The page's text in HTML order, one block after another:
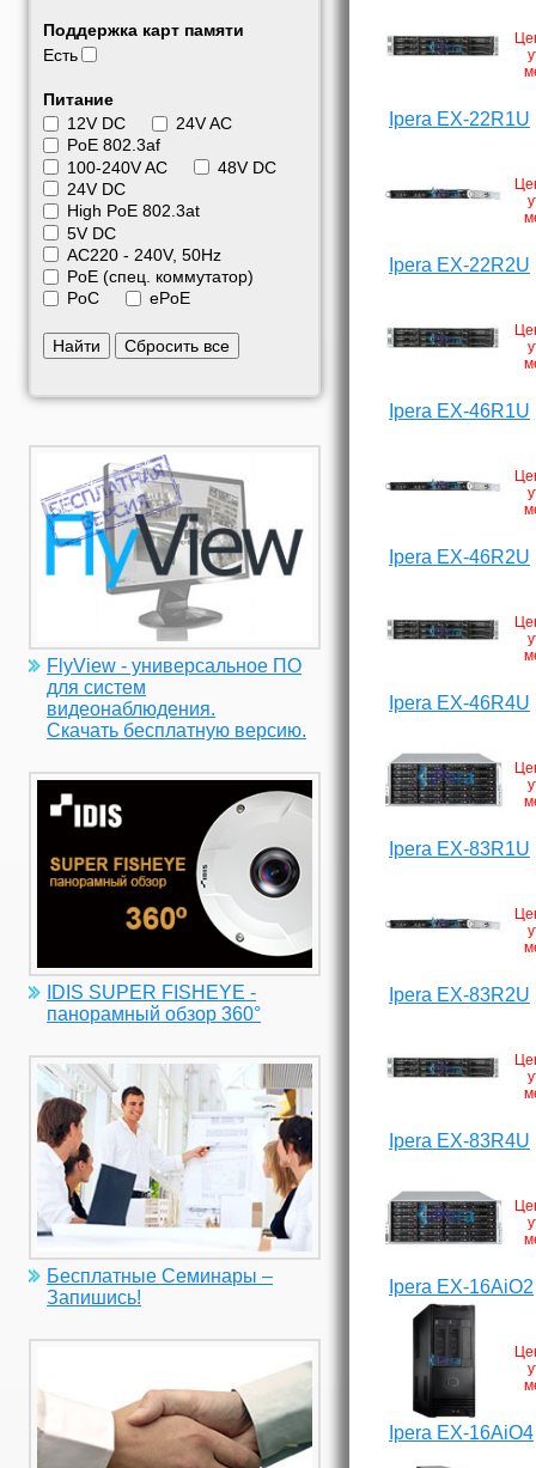
Поддержка карт памяти
Есть
Питание
12V DC
24V AC
PoE 802.3af
100-240V AC
48V DC
24V DC
High PoE 802.3at
5V DC
АС220 - 240V, 50Hz
PoE (спец. коммутатор)
PoC
ePoE
Найти Сбросить все
FlyView - универсальное ПО
для систем
видеонаблюдения.
Скачать бесплатную версию.
IDIS SUPER FISHEYE -
панорамный обзор 360°
Бесплатные Семинары –
Запишись!
Ipera EX-22R1U
Ipera EX-22R2U
Ipera EX-46R1U
Ipera EX-46R2U
Ipera EX-46R4U
Ipera EX-83R1U
Ipera EX-83R2U
Ipera EX-83R4U
Ipera EX-16AiO2
Ipera EX-16AiO4